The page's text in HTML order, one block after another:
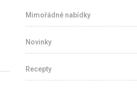
Mimořádné nabídky
Novinky
Recepty